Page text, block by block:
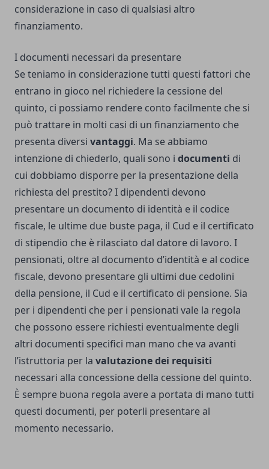
considerazione in caso di qualsiasi altro
finanziamento.
I documenti necessari da presentare
Se teniamo in considerazione tutti questi fattori che
entrano in gioco nel richiedere la cessione del
quinto, ci possiamo rendere conto facilmente che si
può trattare in molti casi di un finanziamento che
presenta diversi vantaggi. Ma se abbiamo
intenzione di chiederlo, quali sono i documenti di
cui dobbiamo disporre per la presentazione della
richiesta del prestito? I dipendenti devono
presentare un documento di identità e il codice
fiscale, le ultime due buste paga, il Cud e il certificato
di stipendio che è rilasciato dal datore di lavoro. I
pensionati, oltre al documento d’identità e al codice
fiscale, devono presentare gli ultimi due cedolini
della pensione, il Cud e il certificato di pensione. Sia
per i dipendenti che per i pensionati vale la regola
che possono essere richiesti eventualmente degli
altri documenti specifici man mano che va avanti
l’istruttoria per la valutazione dei requisiti
necessari alla concessione della cessione del quinto.
È sempre buona regola avere a portata di mano tutti
questi documenti, per poterli presentare al
momento necessario.